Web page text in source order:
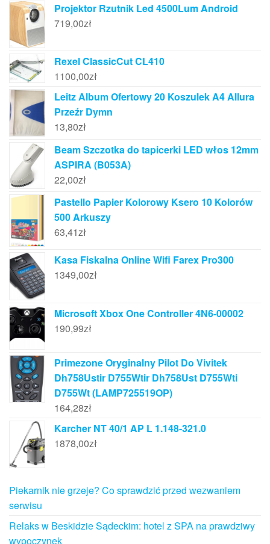
Projektor Rzutnik Led 4500Lum Android
719,00zł
Rexel ClassicCut CL410
1100,00zł
Leitz Album Ofertowy 20 Koszulek A4 Allura
Przeźr Dymn
13,80zł
Beam Szczotka do tapicerki LED włos 12mm
ASPIRA (B053A)
22,00zł
Pastello Papier Kolorowy Ksero 10 Kolorów
500 Arkuszy
63,41zł
Kasa Fiskalna Online Wifi Farex Pro300
1349,00zł
Microsoft Xbox One Controller 4N6-00002
190,99zł
Primezone Oryginalny Pilot Do Vivitek
Dh758Ustir D755Wtir Dh758Ust D755Wti
D755Wt (LAMP725519OP)
164,28zł
Karcher NT 40/1 AP L 1.148-321.0
1878,00zł
Piekarnik nie grzeje? Co sprawdzić przed wezwaniem
serwisu
Relaks w Beskidzie Sądeckim: hotel z SPA na prawdziwy
wypoczynek